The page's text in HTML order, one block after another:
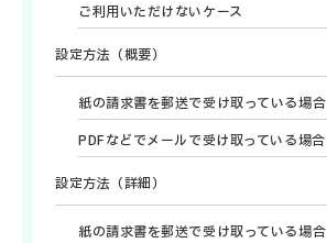
ご利用いただけないケース
設定方法（概要）
紙の請求書を郵送で受け取っている場合
PDFなどでメールで受け取っている場合
設定方法（詳細）
紙の請求書を郵送で受け取っている場合